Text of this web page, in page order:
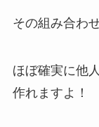
その組み合わ
ほぼ確実に他
作れますよ！